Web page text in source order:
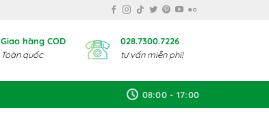
Giao hàng COD
Toàn quốc
028.7300.7226
tư vấn miễn phí!
08:00 - 17:00